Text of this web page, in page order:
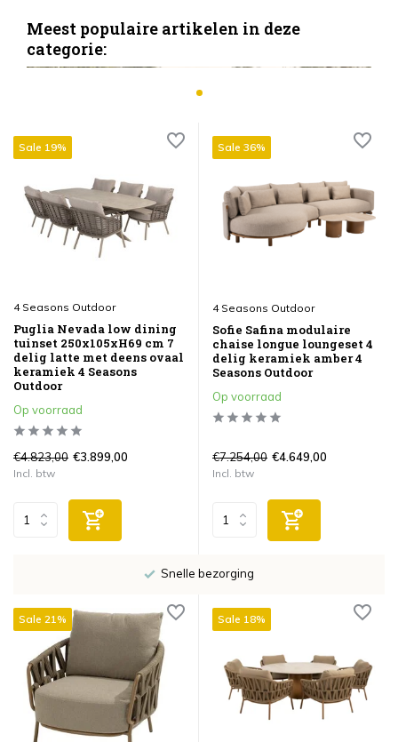
Meest populaire artikelen in deze
categorie:
Sale 19%
4 Seasons Outdoor
Puglia Nevada low dining
tuinset 250x105xH69 cm 7
delig latte met deens ovaal
keramiek 4 Seasons
Outdoor
Op voorraad
€4.823,00 €3.899,00
Incl. btw
Sale 36%
4 Seasons Outdoor
Sofie Safina modulaire
chaise longue loungeset 4
delig keramiek amber 4
Seasons Outdoor
Op voorraad
€7.254,00 €4.649,00
Incl. btw
Snelle bezorging
Sale 21% Sale 18%